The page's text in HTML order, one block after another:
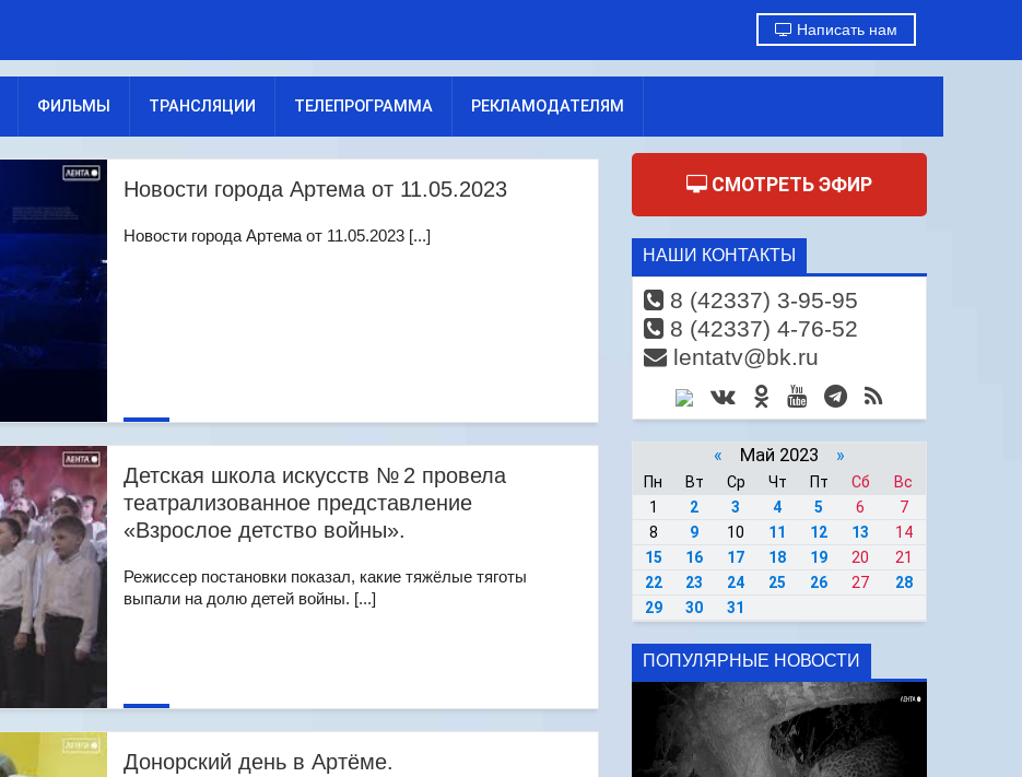
Написать нам
ФИЛЬМЫ ТРАНСЛЯЦИИ ТЕЛЕПРОГРАММА РЕКЛАМОДАТЕЛЯМ
Новости города Артема от 11.05.2023
Новости города Артема от 11.05.2023 [...]
Детская школа искусств № 2 провела
театрализованное представление
«Взрослое детство войны».
Режиссер постановки показал, какие тяжёлые тяготы
выпали на долю детей войны. [...]
Донорский день в Артёме.
СМОТРЕТЬ ЭФИР
НАШИ КОНТАКТЫ
8 (42337) 3-95-95
8 (42337) 4-76-52
lentatv@bk.ru
« Май 2023 »
Пн Вт Ср Чт Пт Сб
Вс
1
2 3 4 5 6
7
8
9 10 11 12 13
14
15
16 17 18 19 20
21
22
23 24 25 26 27
28
29
30 31
ПОПУЛЯРНЫЕ НОВОСТИ